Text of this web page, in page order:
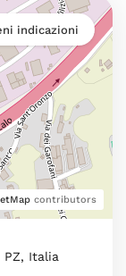
contributors
indicazioni
PZ, Italia